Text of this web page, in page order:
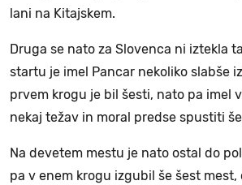
lani na Kitajskem.
Druga se nato za Slovenca ni iztekla
startu je imel Pancar nekoliko slabše
prvem krogu je bil šesti, nato pa imel
nekaj težav in moral predse spustiti
Na devetem mestu je nato ostal do
pa v enem krogu izgubil še šest mest,